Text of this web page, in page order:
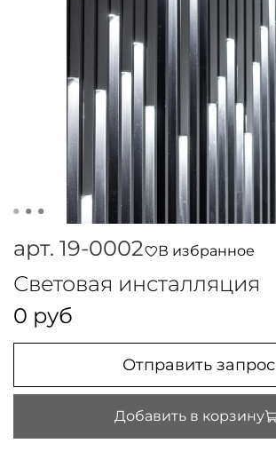
арт. 19-0002 В избранное
Световая инсталляция
0 руб
Отправить запрос
Добавить в корзину